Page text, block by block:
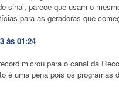
sinal, parece que usam o
para as geradoras que
às 01:24
microu para o canal da
é uma pena pois os programas